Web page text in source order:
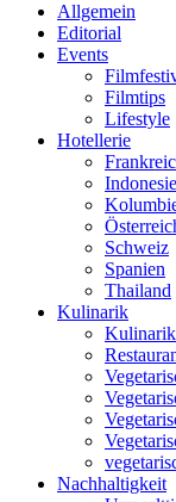
Allgemein
Editorial
Events
Filmtips
Lifestyle
Hotellerie
Schweiz
Spanien
Thailand
Kulinarik
Nachhaltigkeit